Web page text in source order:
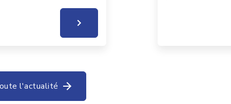
l'actualité